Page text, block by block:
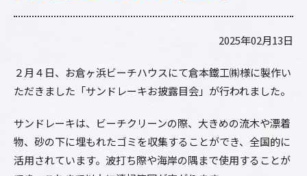
2025年02月13日
２月４日、お倉ヶ浜ビーチハウスにて倉本鐵工㈱様に製作い
ただきました「サンドレーキお披露目会」が行われました。
サンドレーキは、ビーチクリーンの際、大きめの流木や漂着
物、砂の下に埋もれたゴミを収集することができ、全国的に
活用されています。波打ち際や海岸の隅まで使用することが